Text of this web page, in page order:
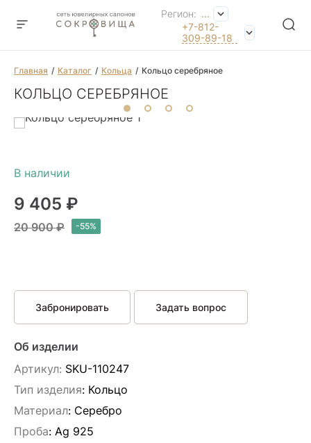
Регион: ...
+7-812-
309-89-18
Главная Каталог Кольца Кольцо серебряное
КОЛЬЦО СЕРЕБРЯНОЕ
9 405 ₽
20 900 ₽
Забронировать Задать вопрос
Об изделии
Артикул: SKU-110247
Тип изделия: Кольцо
Материал: Серебро
Проба: Ag 925